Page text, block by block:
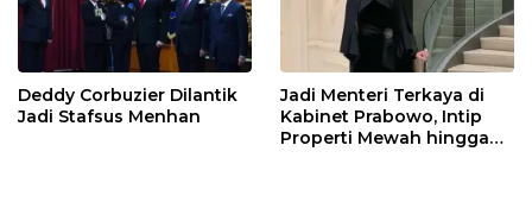
Deddy Corbuzier Dilantik
Jadi Stafsus Menhan
Jadi Menteri Terkaya di
Kabinet Prabowo, Intip
Properti Mewah hingga